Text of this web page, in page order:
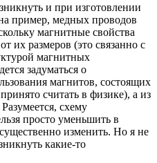
и при изготовлении
пример, медных проводов
магнитные свойства
их размеров (это связанно с
магнитных
задуматься о
магнитов, состоящих
считать в физике), а из
схему
просто уменьшить в
изменить. Но я не
какие-то